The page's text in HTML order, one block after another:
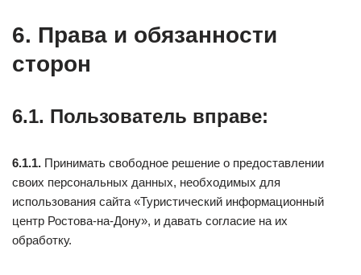
6. Права и обязанности
сторон
6.1. Пользователь вправе:
6.1.1. Принимать свободное решение о предоставлении
своих персональных данных, необходимых для
использования сайта «Туристический информационный
центр Ростова-на-Дону», и давать согласие на их
обработку.